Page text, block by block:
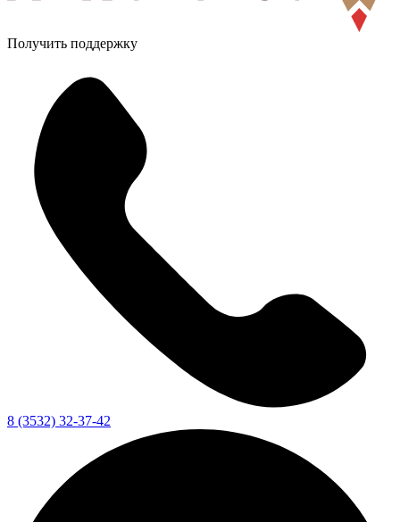
Получить поддержку
8 (3532) 32-37-42